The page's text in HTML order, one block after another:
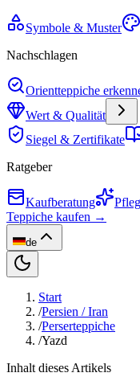
Symbole & Muster
Nachschlagen
Orientteppiche
Wert & Qualität
Siegel & Zertifikate
Ratgeber
Kaufberatung
Teppiche kaufen →
de
Start
/Persien / Iran
/Perserteppiche
/Yazd
Inhalt dieses Artikels